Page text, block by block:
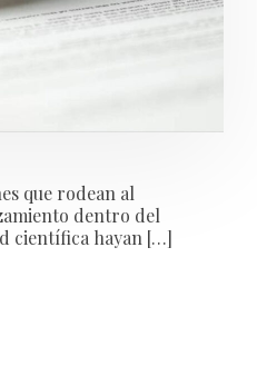
que rodean al
dentro del
científica hayan […]